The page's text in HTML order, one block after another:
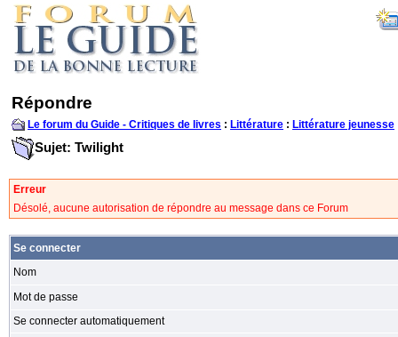
Répondre
Le forum du Guide - Critiques de livres : Littérature : Littérature jeunesse
Sujet: Twilight
Erreur
Désolé, aucune autorisation de répondre au message dans ce Forum
Se connecter
Nom
Mot de passe
Se connecter automatiquement